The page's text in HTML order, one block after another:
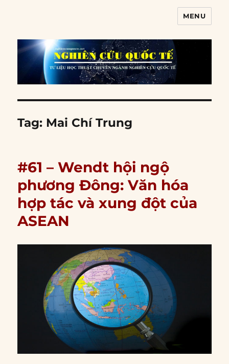
MENU
Tag: Mai Chí Trung
#61 – Wendt hội ngộ
phương Đông: Văn hóa
hợp tác và xung đột của
ASEAN